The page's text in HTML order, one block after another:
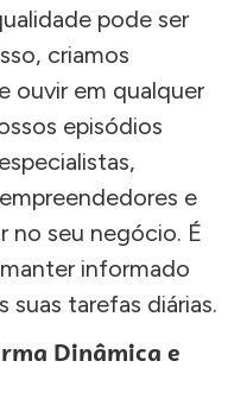
pode ser
criamos
ouvir em qualquer
episódios
e
no seu negócio. É
informado
tarefas diárias.
Dinâmica e